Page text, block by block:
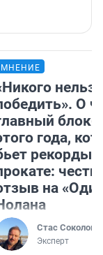
МНЕНИЕ
нельзя
О
года,
рекорды в
на
Стас Соколов
Эксперт